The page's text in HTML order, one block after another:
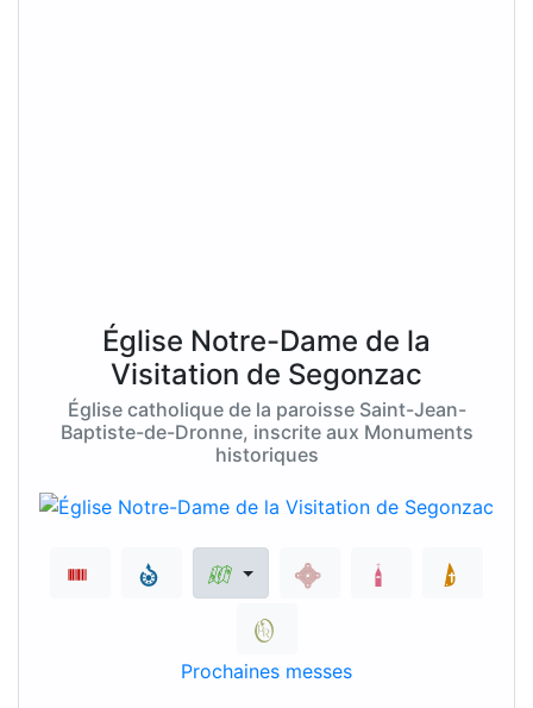
Église Notre-Dame de la
Visitation de Segonzac
Église catholique de la paroisse Saint-Jean-
Baptiste-de-Dronne, inscrite aux Monuments
historiques
Prochaines messes